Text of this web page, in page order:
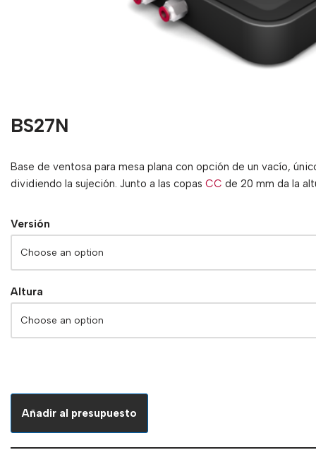
BS27N
Base de ventosa para mesa plana con opción de un vacío,
dividiendo la sujeción. Junto a las copas CC de 20 mm da la
Versión
Altura
Añadir al presupuesto